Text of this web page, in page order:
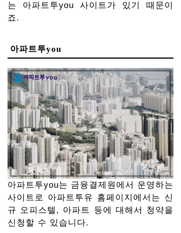
는 아파트투you 사이트가 있기 때문이
죠.
아파트투you
아파트투you는 금융결제원에서 운영하는
사이트로 아파트투유 홈페이지에서는 신
규 오피스텔, 아파트 등에 대해서 청약을
신청할 수 있습니다.